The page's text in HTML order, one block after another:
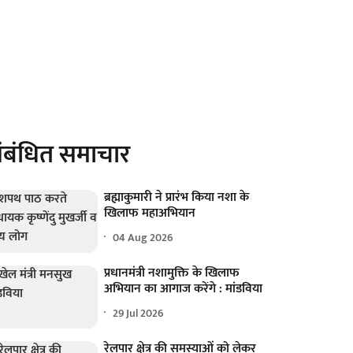
समाचार
ब्रह्माकुमारी ने प्रारंभ किया नशा के
खिलाफ महाअभियान
04 Aug 2026
प्रधानमंत्री नशामुक्ति के खिलाफ
अभियान का आगाज करेंगे : मांडविया
29 Jul 2026